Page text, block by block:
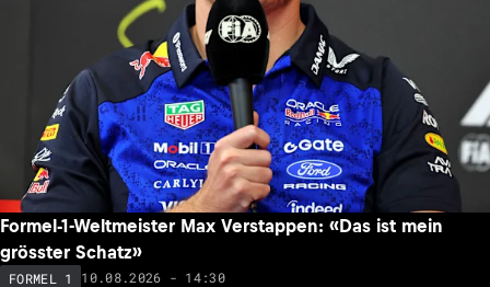
Formel-1-Weltmeister Max Verstappen: «Das ist mein
grösster Schatz»
FORMEL 1 10.08.2026 - 14:30